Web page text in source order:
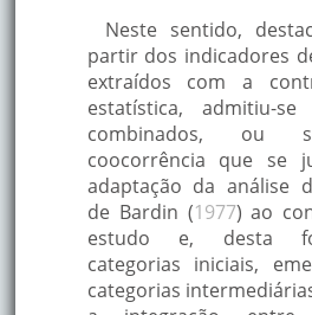
Neste sentido,
partir dos indicadores
extraídos com a
estatística, admitiu-se
combinados, ou
coocorrência que se
adaptação da análise
de Bardin (1977) ao
estudo e, desta
categorias iniciais,
categorias